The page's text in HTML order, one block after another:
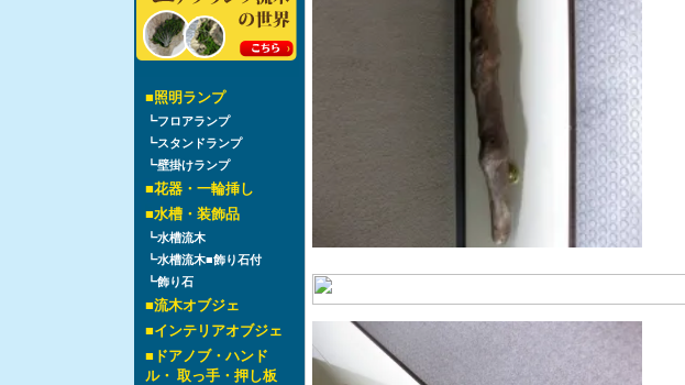
■照明ランプ
┗フロアランプ
┗スタンドランプ
┗壁掛けランプ
■花器・一輪挿し
■水槽・装飾品
┗水槽流木
┗水槽流木■飾り石付
┗飾り石
■流木オブジェ
■インテリアオブジェ
■ ドアノブ・ハンド
ル・ 取っ手・押し板